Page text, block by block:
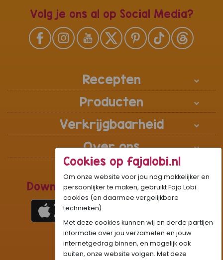
Volg je ons al op Social Media?
Recepten
Producten
Verkrijgbaarheid
Over ons
Download de Recepten Webapp
WhatsApp Community:
Onze gifjes al eens geprobeerd?: GIF
Cookies op fajalobi.nl
Om onze website voor jou nog makkelijker en
persoonlijker te maken, gebruikt Faja Lobi
cookies (en daarmee vergelijkbare
technieken).
Met deze cookies kunnen wij en derde partijen
informatie over jou verzamelen en jouw
internetgedrag binnen, en mogelijk ook
buiten, onze website volgen. Met deze